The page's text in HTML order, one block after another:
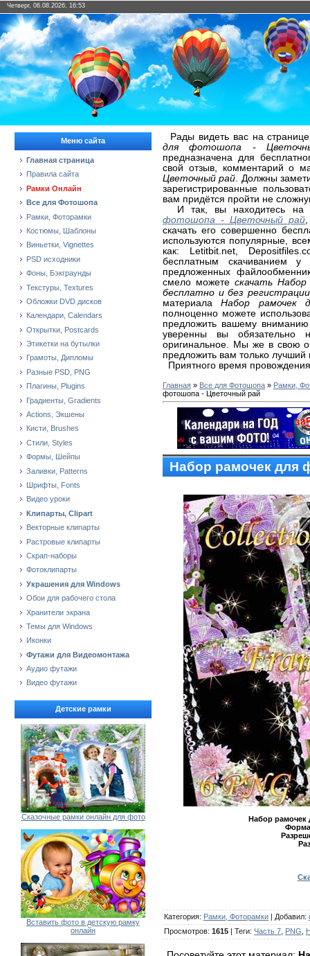
Четверг, 06.08.2026, 16:53
Меню сайта
Главная страница
Правила сайта
Рамки Онлайн
Все для Фотошопа
Рамки, Фоторамки
Костюмы, Шаблоны
Виньетки, Vignettes
PSD исходники
Фоны, Бэкграунды
Текстуры, Textures
Обложки DVD дисков
Календари, Calendars
Открытки, Postcards
Этикетки на бутылки
Грамоты, Дипломы
Разные PSD, PNG
Плагины, Plugins
Градиенты, Gradients
Actions, Экшены
Кисти, Brushes
Стили, Styles
Формы, Шейпы
Заливки, Patterns
Шрифты, Fonts
Видео уроки
Клипарты, Clipart
Векторные клипарты
Растровые клипарты
Скрап-наборы
Фотоклипарты
Украшения для Windows
Обои для рабочего стола
Хранители экрана
Темы для Windows
Иконки
Футажи для Видеомонтажа
Аудио футажи
Видео футажи
Детские рамки
Сказочные рамки онлайн для фото
Вставить фото в детскую рамку
онлайн
Рады видеть вас на
для фотошопа -
предназначена для
свой отзыв, комментарий о
Цветочный рай. Должны
зарегистрированные
вам придётся пройти не
И так, вы находитесь на
фотошопа - Цветочный рай
скачать его совершенно
используются популярные,
как: Letitbit.net,
бесплатным скачиванием
предложенных
смело можете скачать
бесплатно и без регистрации
материалаНабор рамочек
полноценно можете
предложить вашему
уверенны вы обязательно
оригинальное. Мы же в свою
предложить вам только
Приятного время
Главная » Все для Фотошопа » Рамки,
фотошопа - Цветочный рай
Набор рамочек для
Набор рамочек
Категория: Рамки, Фоторамки | Добавил:
Просмотров: 1615 | Теги: Часть 7 PNG